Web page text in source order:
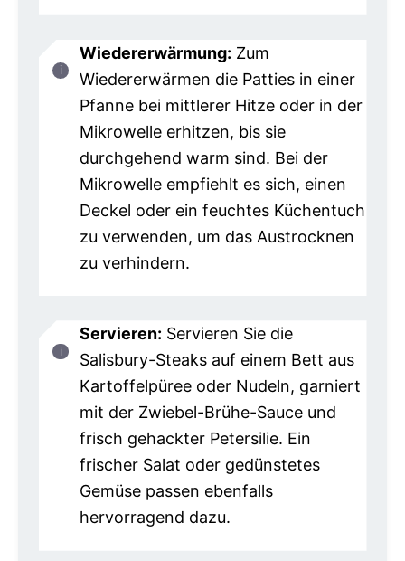
Wiedererwärmung: Zum
Wiedererwärmen die Patties in einer
Pfanne bei mittlerer Hitze oder in der
Mikrowelle erhitzen, bis sie
durchgehend warm sind. Bei der
Mikrowelle empfiehlt es sich, einen
Deckel oder ein feuchtes Küchentuch
zu verwenden, um das Austrocknen
zu verhindern.
Servieren: Servieren Sie die
Salisbury-Steaks auf einem Bett aus
Kartoffelpüree oder Nudeln, garniert
mit der Zwiebel-Brühe-Sauce und
frisch gehackter Petersilie. Ein
frischer Salat oder gedünstetes
Gemüse passen ebenfalls
hervorragend dazu.